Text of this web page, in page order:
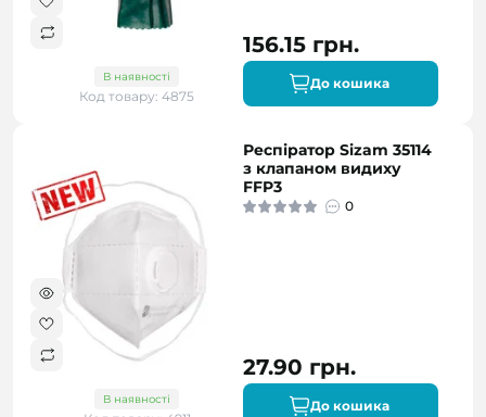
В наявності
Код товару: 4875
156.15 грн.
До кошика
В наявності
Респіратор Sizam 35114
з клапаном видиху
FFP3
0
27.90 грн.
До кошика